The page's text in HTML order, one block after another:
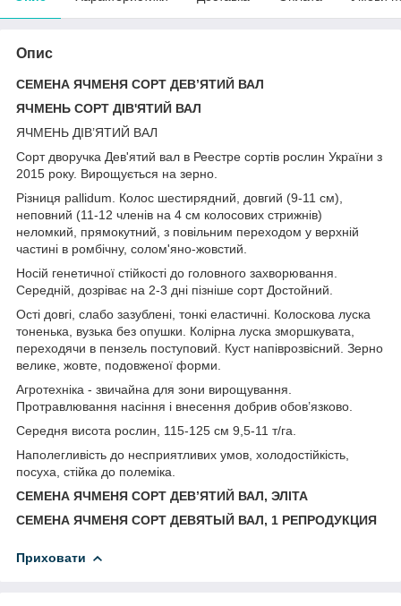
Опис
СЕМЕНА ЯЧМЕНЯ СОРТ ДЕВ’ЯТИЙ ВАЛ
ЯЧМЕНЬ СОРТ ДІВ'ЯТИЙ ВАЛ
ЯЧМЕНЬ ДІВ’ЯТИЙ ВАЛ
Сорт дворучка Дев'ятий вал в Реестре сортів рослин України з
2015 року. Вирощується на зерно.
Різниця pallidum. Колос шестирядний, довгий (9-11 см),
неповний (11-12 членів на 4 см колосових стрижнів)
неломкий, прямокутний, з повільним переходом у верхній
частині в ромбічну, солом'яно-жовстий.
Носій генетичної стійкості до головного захворювання.
Середній, дозріває на 2-3 дні пізніше сорт Достойний.
Ості довгі, слабо зазублені, тонкі еластичні. Колоскова луска
тоненька, вузька без опушки. Колірна луска зморшкувата,
переходячи в пензель поступовий. Куст напіврозвісний. Зерно
велике, жовте, подовженої форми.
Агротехніка - звичайна для зони вирощування.
Протравлювання насіння і внесення добрив обов’язково.
Середня висота рослин, 115-125 см 9,5-11 т/га.
Наполегливість до несприятливих умов, холодостійкість,
посуха, стійка до полеміка.
СЕМЕНА ЯЧМЕНЯ СОРТ ДЕВ’ЯТИЙ ВАЛ, ЭЛІТА
СЕМЕНА ЯЧМЕНЯ СОРТ ДЕВЯТЫЙ ВАЛ, 1 РЕПРОДУКЦИЯ
Приховати